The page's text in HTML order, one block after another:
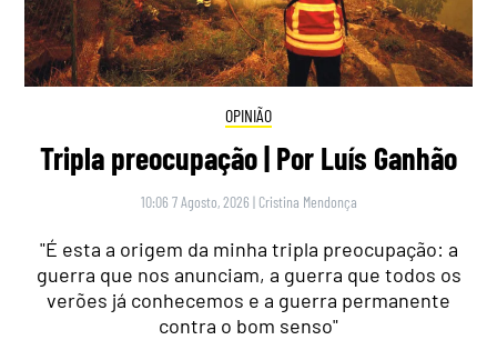
OPINIÃO
Tripla preocupação | Por Luís Ganhão
10:06 7 Agosto, 2026 | Cristina Mendonça
"É esta a origem da minha tripla preocupação: a
guerra que nos anunciam, a guerra que todos os
verões já conhecemos e a guerra permanente
contra o bom senso"